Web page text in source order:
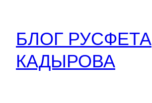
содержимому
БЛОГ РУСФЕТА
КАДЫРОВА